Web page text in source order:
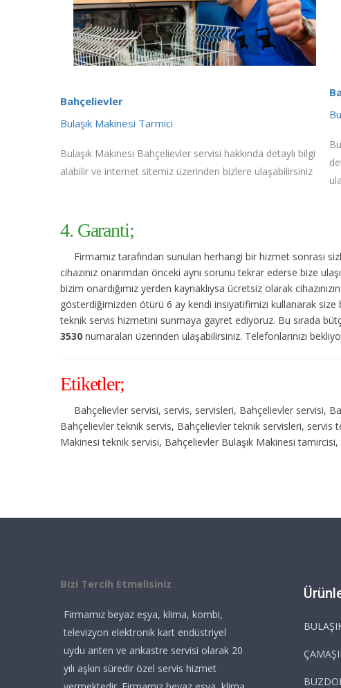
Bahçelievler
Bulaşık Makinesi Tarmici
Bulaşık Makinesi Bahçelievler servisi hakkında detaylı bilgi
alabilir ve internet sitemiz üzerinden bizlere ulaşabilirsiniz
4. Garanti;
Firmamız tarafından sunulan herhangi bir hizmet sonrası
cihazınız onarımdan önceki aynı sorunu tekrar ederse bize
bizim onardığımız yerden kaynaklıysa ücretsiz olarak
gösterdiğimizden ötürü 6 ay kendi insiyatifimizi kullanarak size
teknik servis hizmetini sunmaya gayret ediyoruz. Bu sırada
3530 numaraları üzerinden ulaşabilirsiniz. Telefonlarınızı
Etiketler;
Bahçelievler servisi, servis, servisleri, Bahçelievler servisi,
Bahçelievler teknik servis, Bahçelievler teknik servisleri, servis
Makinesi teknik servisi, Bahçelievler Bulaşık Makinesi
Bizi Tercih Etmelisiniz
Firmamız beyaz eşya, klima, kombi,
televizyon elektronik kart endüstriyel
uydu anten ve ankastre servisi olarak 20
yılı aşkın süredir özel servis hizmet